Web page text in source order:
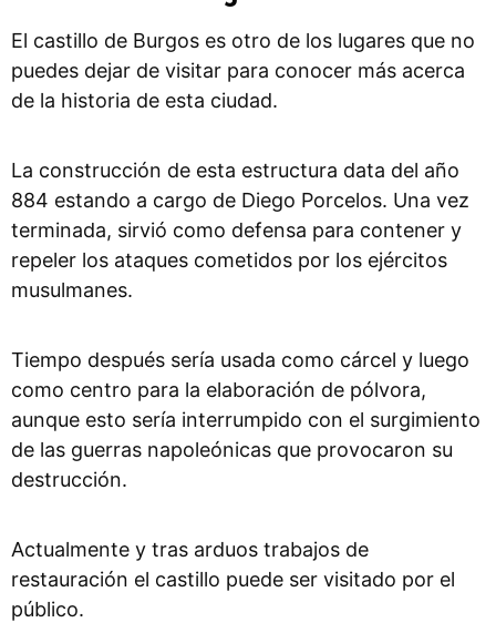
El castillo de Burgos es otro de los lugares que no
puedes dejar de visitar para conocer más acerca
de la historia de esta ciudad.
La construcción de esta estructura data del año
884 estando a cargo de Diego Porcelos. Una vez
terminada, sirvió como defensa para contener y
repeler los ataques cometidos por los ejércitos
musulmanes.
Tiempo después sería usada como cárcel y luego
como centro para la elaboración de pólvora,
aunque esto sería interrumpido con el surgimiento
de las guerras napoleónicas que provocaron su
destrucción.
Actualmente y tras arduos trabajos de
restauración el castillo puede ser visitado por el
público.